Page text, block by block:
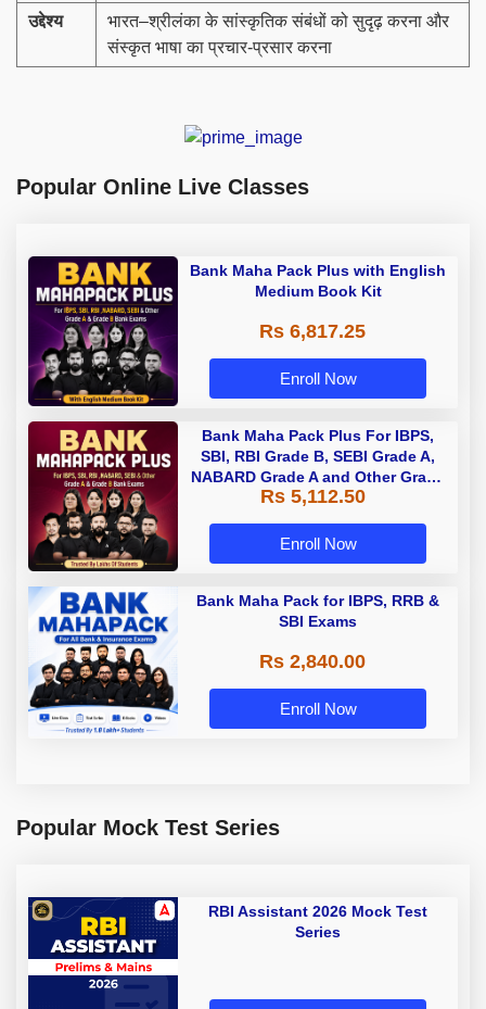
उद्देश्य
भारत–श्रीलंका के सांस्कृतिक संबंधों को सुदृढ़ करना और
संस्कृत भाषा का प्रचार-प्रसार करना
Popular Online Live Classes
Bank Maha Pack Plus with English
Medium Book Kit
Rs 6,817.25
Enroll Now
Bank Maha Pack Plus For IBPS,
SBI, RBI Grade B, SEBI Grade A,
NABARD Grade A and Other Grade
A & Grade B Bank Exams
Rs 5,112.50
Enroll Now
Bank Maha Pack for IBPS, RRB &
SBI Exams
Rs 2,840.00
Enroll Now
Popular Mock Test Series
RBI Assistant 2026 Mock Test
Series